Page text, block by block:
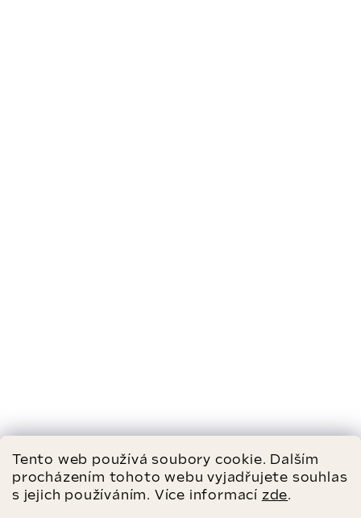
Tento web používá soubory cookie. Dalším
procházením tohoto webu vyjadřujete souhlas
s jejich používáním. Více informací zde.